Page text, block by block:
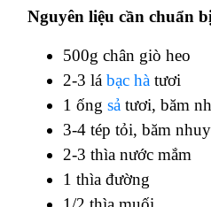
Nguyên liệu cần chuẩn bị
500g chân giò heo
2-3 lá bạc hà tươi
1 ống sả tươi, băm
3-4 tép tỏi, băm
2-3 thìa nước mắm
1 thìa đường